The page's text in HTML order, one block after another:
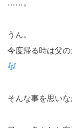
……。
うん。
今度帰る時は父
そんな事を思い